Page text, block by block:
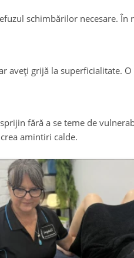
schimbărilor necesare. În
aveți grijă la superficialitate.
fără a se teme de
amintiri calde.